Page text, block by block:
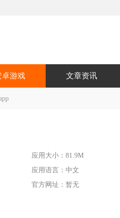
卓游戏 文章资讯
应用大小：81.9M
应用语言：中文
官方网址：暂无